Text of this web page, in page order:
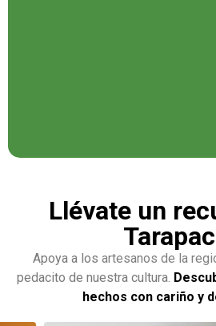
Llévate un
Apoya a los artesanos de la
pedacito de nuestra cultura.
hechos con cariño y